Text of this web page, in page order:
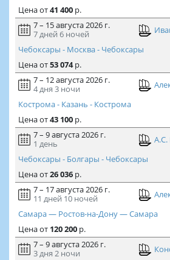
Ценаот41 400р.
7 – 15 августа 2026 г.
7 дней 6 ночей
Чебоксары - Москва - Чебоксары
Ценаот53 074р.
7 – 12 августа 2026 г.
4 дня 3 ночи
Кострома - Казань - Кострома
Ценаот43 100р.
7 – 9 августа 2026 г.
1 день
Чебоксары - Болгары - Чебоксары
Ценаот26 036р.
7 – 17 августа 2026 г.
11 дней 10 ночей
Самара — Ростов-на-Дону — Самара
Ценаот 120 200р.
7 – 9 августа 2026 г.
3 дня 2 ночи